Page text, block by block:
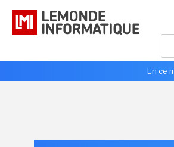
En ce